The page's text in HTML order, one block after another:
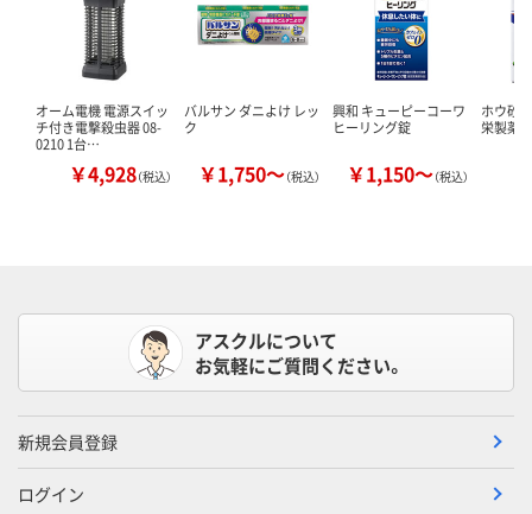
オーム電機 電源スイッ
チ付き電撃殺虫器 08-
0210 1台…
￥4,928（税込）
バルサン ダニよけ レッ
ク
￥1,750～（税込）
興和 キューピーコーワ
ヒーリング錠
￥1,150～（税込）
ホウ砂（
栄製薬
アスクルについて
お気軽にご質問ください。
新規会員登録
ログイン